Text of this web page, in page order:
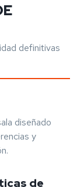
definitivas
diseñado
y
de